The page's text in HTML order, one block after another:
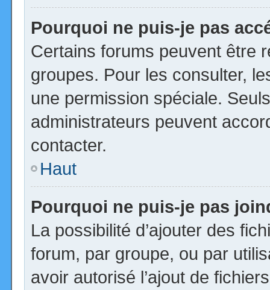
Pourquoi ne puis-je pas
Certains forums peuvent être
groupes. Pour les consulter,
une permission spéciale.
administrateurs peuvent
contacter.
Haut
Pourquoi ne puis-je pas
La possibilité d’ajouter des
forum, par groupe, ou par
avoir autorisé l’ajout de